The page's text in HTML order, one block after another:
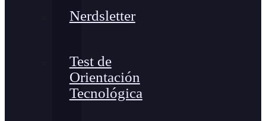
Nerdsletter
Test de
Orientación
Tecnológica